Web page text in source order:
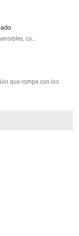
co…
que rompe con los